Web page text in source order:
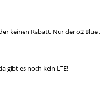
keinen Rabatt. Nur der o2
gibt es noch kein LTE!